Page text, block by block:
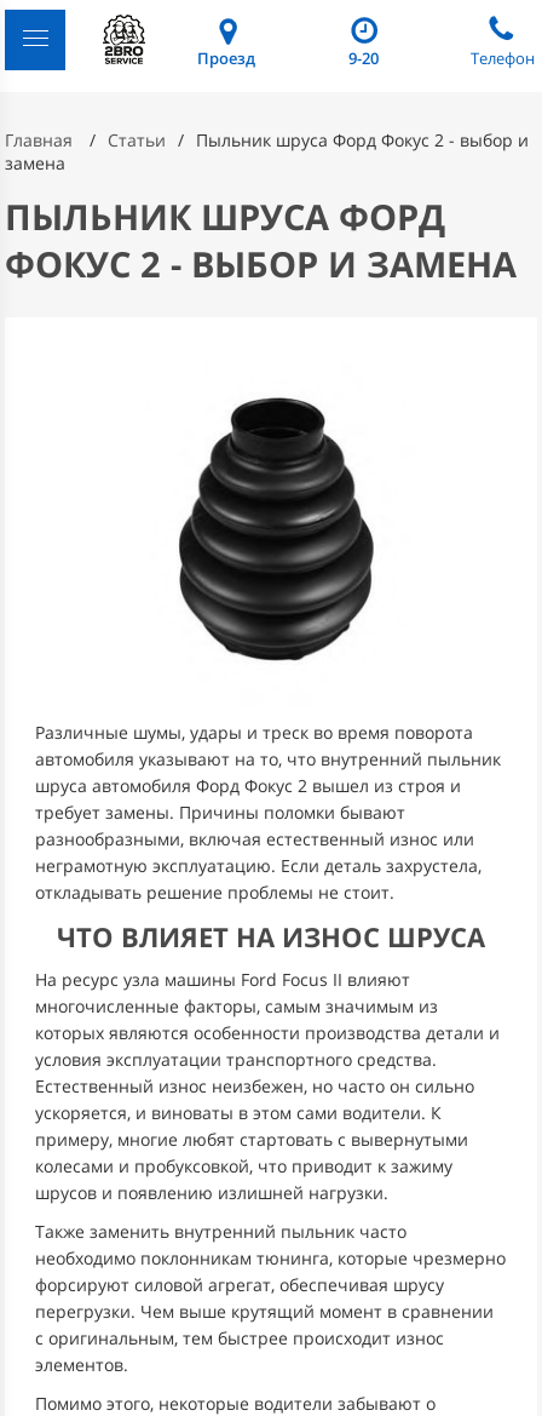
Проезд 9-20 Телефон
Главная Статьи
Пыльник шруса Форд Фокус 2 - выбор и
замена
ПЫЛЬНИК ШРУСА ФОРД
ФОКУС 2 - ВЫБОР И ЗАМЕНА
Различные шумы, удары и треск во время поворота
автомобиля указывают на то, что внутренний пыльник
шруса автомобиля Форд Фокус 2 вышел из строя и
требует замены. Причины поломки бывают
разнообразными, включая естественный износ или
неграмотную эксплуатацию. Если деталь захрустела,
откладывать решение проблемы не стоит.
ЧТО ВЛИЯЕТ НА ИЗНОС ШРУСА
На ресурс узла машины Ford Focus II влияют
многочисленные факторы, самым значимым из
которых являются особенности производства детали и
условия эксплуатации транспортного средства.
Естественный износ неизбежен, но часто он сильно
ускоряется, и виноваты в этом сами водители. К
примеру, многие любят стартовать с вывернутыми
колесами и пробуксовкой, что приводит к зажиму
шрусов и появлению излишней нагрузки.
Также заменить внутренний пыльник часто
необходимо поклонникам тюнинга, которые чрезмерно
форсируют силовой агрегат, обеспечивая шрусу
перегрузки. Чем выше крутящий момент в сравнении
с оригинальным, тем быстрее происходит износ
элементов.
Помимо этого, некоторые водители забывают о